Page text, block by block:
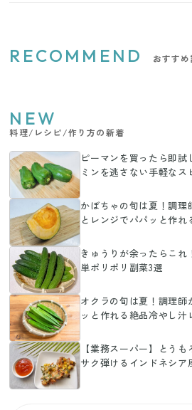
RECOMMEND おすす
NEW
料理/レシピ/作り方の新着
ピーマンを買ったら即
ミンを逃さない手軽な
かぼちゃの旬は夏！調理
とレンジでパパッと作れ
きゅうりが余ったらこれ
単ポリポリ副菜3選
オクラの旬は夏！調理師
ッと作れる絶品冷やし汁
【業務スーパー】とう
サク弾けるインドネシア